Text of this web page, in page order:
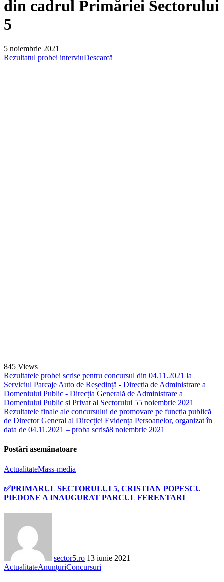
din cadrul Primăriei Sectorului
5
5 noiembrie 2021
Rezultatul probei interviuDescarcă
845 Views
Rezultatele probei scrise pentru concursul din 04.11.2021 la
Serviciul Parcaje Auto de Reședință - Direcția de Administrare a
Domeniului Public - Direcția Generală de Administrare a
Domeniului Public și Privat al Sectorului 55 noiembrie 2021
Rezultatele finale ale concursului de promovare pe funcția publică
de Director General al Direcției Evidența Persoanelor, organizat în
data de 04.11.2021 – proba scrisă8 noiembrie 2021
Postări asemănatoare
ActualitateMass-media
✅PRIMARUL SECTORULUI 5, CRISTIAN POPESCU
PIEDONE A INAUGURAT PARCUL FERENTARI
sector5.ro 13 iunie 2021
ActualitateAnunțuriConcursuri